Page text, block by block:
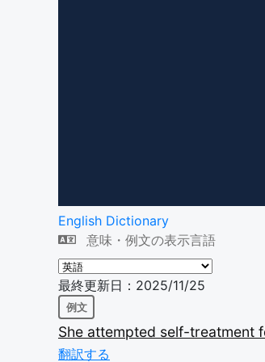
English Dictionary
意味・例文の表示言語
最終更新日：2025/11/25
例文
She attempted self-treatment
翻訳する